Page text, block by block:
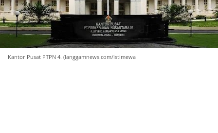
Kantor Pusat PTPN 4. (langgamnews.com/istimewa